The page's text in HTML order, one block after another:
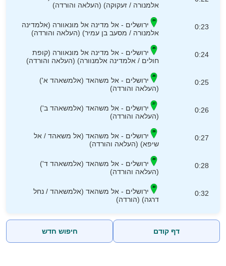
אלמנורה / זעקוקה) (העלאה והורדה)
0:23
ירושלים - אל מדינה אל מונאוורה (אלמדינה
אלמנורה / מסעב בן עמיר) (העלאה והורדה)
0:24
ירושלים - אל מדינה אל מונאוורה (קופת
חולים / אלמדינה אלמנוורה) (העלאה והורדה)
0:25
ירושלים - אל משהאד (אלמשאהד א')
(העלאה והורדה)
0:26
ירושלים - אל משהאד (אלמשאהד ב')
(העלאה והורדה)
0:27
ירושלים - אל משהאד (אל משאהד / אל
שיפא) (העלאה והורדה)
0:28
ירושלים - אל משהאד (אלמשאהד ד')
(העלאה והורדה)
0:32
ירושלים - אל משהאד (אלמשאהד / נחל
דרגה) (הורדה)
דף קודם חיפוש חדש